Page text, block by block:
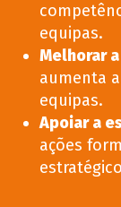
equipas.
Melhorar
aumenta
equipas.
Apoiar a
ações